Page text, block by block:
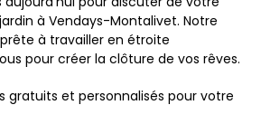
à Vendays-Montalivet. Notre
à travailler en étroite
pour créer la clôture de vos rêves.
gratuits et personnalisés pour votre